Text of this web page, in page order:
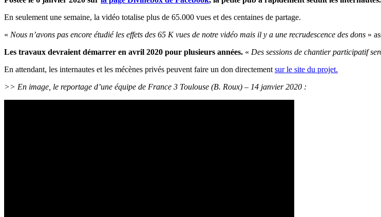
En seulement une semaine, la vidéo totalise plus de 65.000 vues et des centaines de partage.
« Nous n’avons pas encore étudié les effets des 65 K vues de notre vidéo mais il y a une recrudescence des dons »
Les travaux devraient démarrer en avril 2020 pour plusieurs années. « Des sessions de chantier participatif
En attendant, les internautes et les mécènes privés peuvent faire un don directement sur le site du projet.
>> En image, le reportage d’une équipe de France 3 Toulouse (B. Roux) – 14 janvier 2020 :